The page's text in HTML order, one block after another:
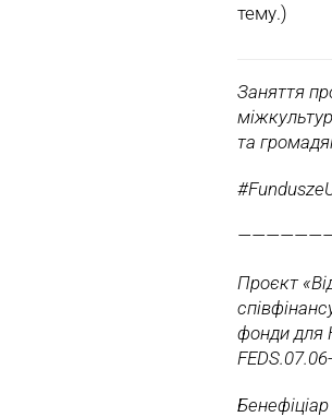
тему.)
Заняття
та
Проєкт
фонди для